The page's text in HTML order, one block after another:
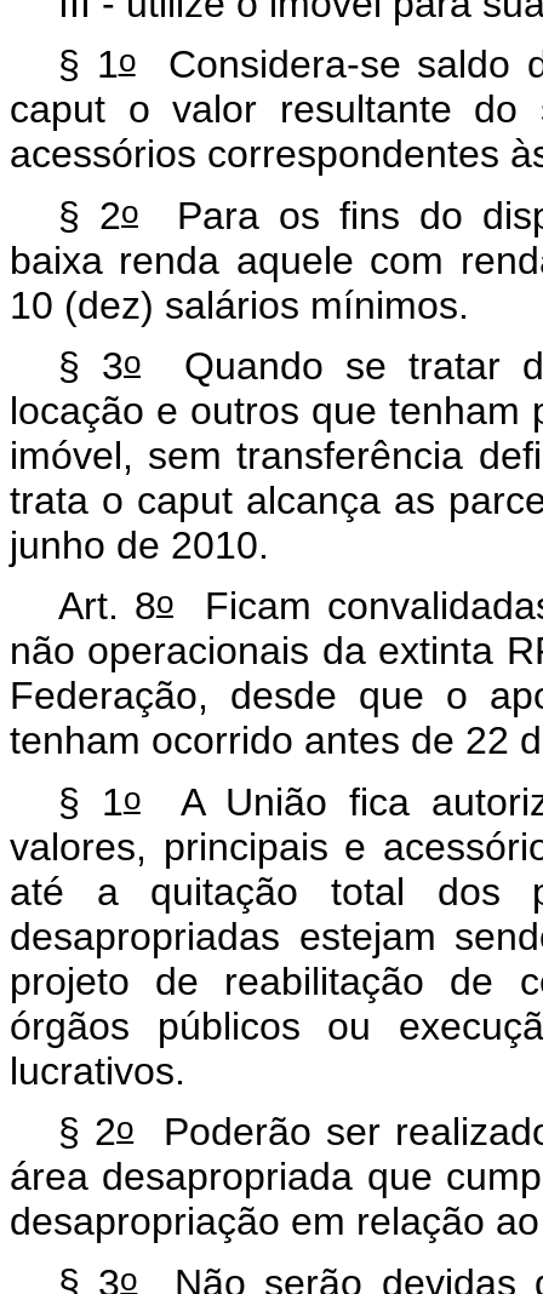
§ 1oConsidera-se saldo
caput o valor resultante do
acessórios correspondentes
§ 2o Para os fins do
baixa renda aquele com
10 (dez) salários mínimos.
§ 3o Quando se tratar
locação e outros que
imóvel, sem transferência
trata o caput alcança as
junho de 2010.
Art. 8oFicam
não operacionais da extinta
Federação, desde que o
tenham ocorrido antes de 22
§ 1oA União fica
valores, principais e
até a quitação total dos
desapropriadas estejam
projeto de reabilitação de
órgãos públicos ou
lucrativos.
§ 2oPoderão ser
área desapropriada que
desapropriação em relação
§ 3oNão serão devidas